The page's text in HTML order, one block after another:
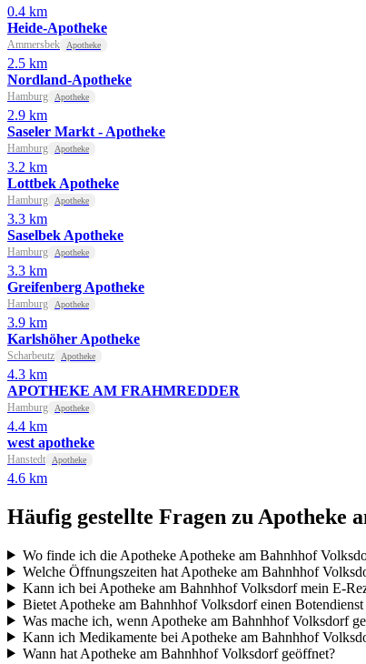
0.4 km
Heide-Apotheke
Ammersbek Apotheke
2.5 km
Nordland-Apotheke
Hamburg Apotheke
2.9 km
Saseler Markt - Apotheke
Hamburg Apotheke
3.2 km
Lottbek Apotheke
Hamburg Apotheke
3.3 km
Saselbek Apotheke
Hamburg Apotheke
3.3 km
Greifenberg Apotheke
Hamburg Apotheke
3.9 km
Karlshöher Apotheke
Scharbeutz Apotheke
4.3 km
APOTHEKE AM FRAHMREDDER
Hamburg Apotheke
4.4 km
west apotheke
Hanstedt Apotheke
4.6 km
Häufig gestellte Fragen zu Apotheke
Wo finde ich die Apotheke Apotheke am Bahnhhof
Welche Öffnungszeiten hat Apotheke am Bahnhhof
Kann ich bei Apotheke am Bahnhhof Volksdorf mein E-
Bietet Apotheke am Bahnhhof Volksdorf einen
Was mache ich, wenn Apotheke am Bahnhhof Volksdorf
Kann ich Medikamente bei Apotheke am Bahnhhof
Wann hat Apotheke am Bahnhhof Volksdorf geöffnet?